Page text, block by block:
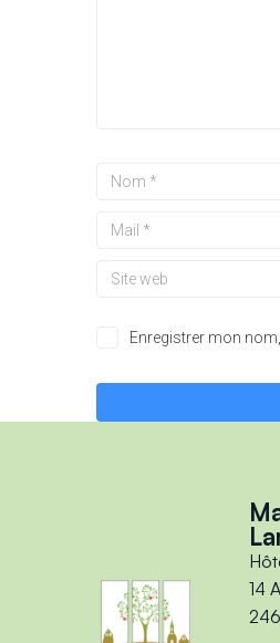
Enregistrer mon
14